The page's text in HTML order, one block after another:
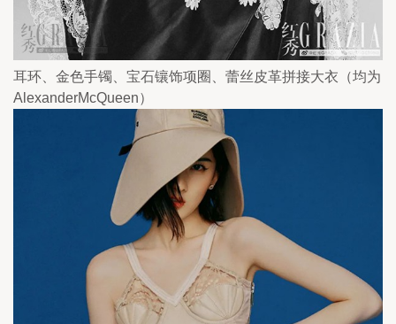
耳环、金色手镯、宝石镶饰项圈、蕾丝皮革拼接大衣（均为
AlexanderMcQueen）